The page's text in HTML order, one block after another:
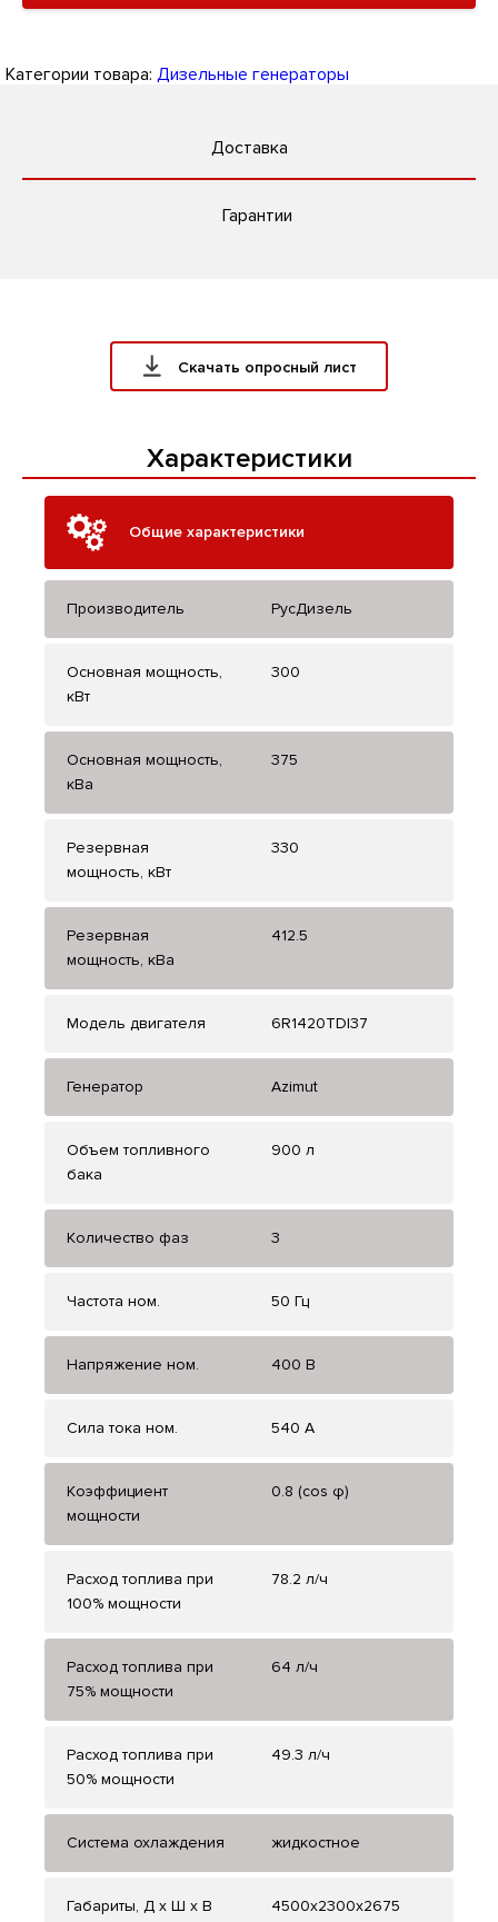
Категории товара: Дизельные генераторы
Доставка
Гарантии
Скачать опросный лист
Характеристики
Общие характеристики
Производитель РусДизель
Основная мощность,
кВт
300
Основная мощность,
кВа
375
Резервная
мощность, кВт
330
Резервная
мощность, кВа
412.5
Модель двигателя 6R1420TDI37
Генератор Azimut
Объем топливного
бака
900 л
Количество фаз 3
Частота ном. 50 Гц
Напряжение ном. 400 В
Сила тока ном. 540 А
Коэффициент
мощности
0.8 (cos φ)
Расход топлива при
100% мощности
78.2 л/ч
Расход топлива при
75% мощности
64 л/ч
Расход топлива при
50% мощности
49.3 л/ч
Система охлаждения жидкостное
Габариты, Д x Ш x В 4500x2300x2675